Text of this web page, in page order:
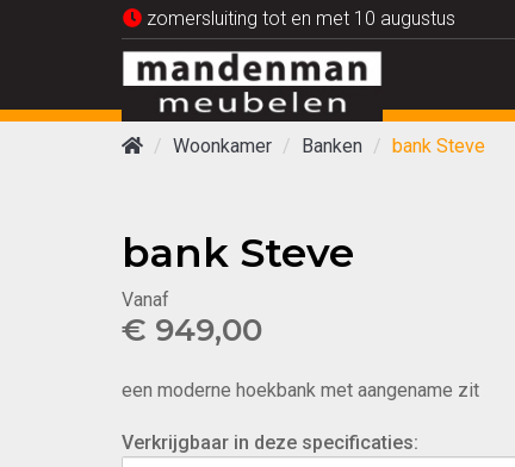
zomersluiting tot en met 10 augustus
Woonkamer Banken bank Steve
bank Steve
Vanaf
€ 949,00
een moderne hoekbank met aangename zit
Verkrijgbaar in deze specificaties: